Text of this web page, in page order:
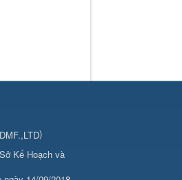
DMF.,LTD)
Kế Hoạch và